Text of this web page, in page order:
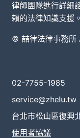
律師團隊進行詳細
賴的法律知識支援。
© 喆律法律事務所
02-7755-1985
service@zhelu.tw
台北市松山區復興
使用者協議